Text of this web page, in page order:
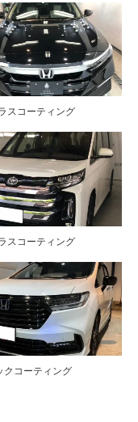
スコーティング
スコーティング
クコーティング